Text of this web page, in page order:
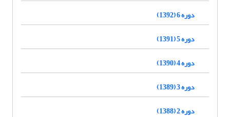
دوره 6 (1392)
دوره 5 (1391)
دوره 4 (1390)
دوره 3 (1389)
دوره 2 (1388)